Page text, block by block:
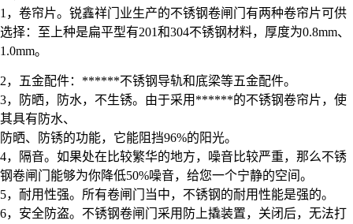
1，卷帘片。锐鑫祥门业生产的不锈钢卷闸门有两种卷帘片可供
选择：至上种是扁平型有201和304不锈钢材料，厚度为0.8mm、
1.0mm。
2，五金配件：******不锈钢导轨和底梁等五金配件。
3，防晒，防水，不生锈。由于采用******的不锈钢卷帘片，使
其具有防水、
防晒、防锈的功能，它能阻挡96%的阳光。
4，隔音。如果处在比较繁华的地方，噪音比较严重，那么不锈
钢卷闸门能够为你降低50%噪音，给您一个宁静的空间。
5，耐用性强。所有卷闸门当中，不锈钢的耐用性能是强的。
6，安全防盗。不锈钢卷闸门采用防上撬装置，关闭后，无法打